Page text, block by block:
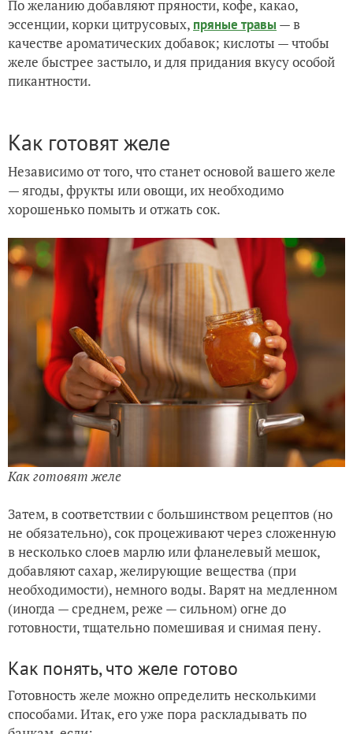
По желанию добавляют пряности, кофе, какао,
эссенции, корки цитрусовых, пряные травы — в
качестве ароматических добавок; кислоты — чтобы
желе быстрее застыло, и для придания вкусу особой
пикантности.
Как готовят желе
Независимо от того, что станет основой вашего желе
— ягоды, фрукты или овощи, их необходимо
хорошенько помыть и отжать сок.
Как готовят желе
Затем, в соответствии с большинством рецептов (но
не обязательно), сок процеживают через сложенную
в несколько слоев марлю или фланелевый мешок,
добавляют сахар, желирующие вещества (при
необходимости), немного воды. Варят на медленном
(иногда — среднем, реже — сильном) огне до
готовности, тщательно помешивая и снимая пену.
Как понять, что желе готово
Готовность желе можно определить несколькими
способами. Итак, его уже пора раскладывать по